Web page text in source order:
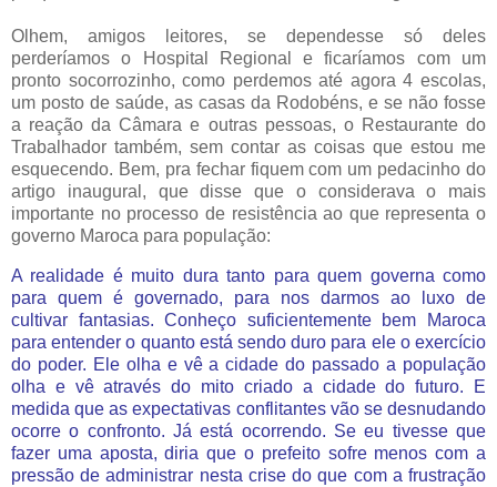
Olhem, amigos leitores, se dependesse só deles
perderíamos o Hospital Regional e ficaríamos com um
pronto socorrozinho, como perdemos até agora 4 escolas,
um posto de saúde, as casas da Rodobéns, e se não fosse
a reação da Câmara e outras pessoas, o Restaurante do
Trabalhador também, sem contar as coisas que estou me
esquecendo. Bem, pra fechar fiquem com um pedacinho do
artigo inaugural, que disse que o considerava o mais
importante no processo de resistência ao que representa o
governo Maroca para população:
A realidade é muito dura tanto para quem governa como
para quem é governado, para nos darmos ao luxo de
cultivar fantasias. Conheço suficientemente bem Maroca
para entender o quanto está sendo duro para ele o exercício
do poder. Ele olha e vê a cidade do passado a população
olha e vê através do mito criado a cidade do futuro. E
medida que as expectativas conflitantes vão se desnudando
ocorre o confronto. Já está ocorrendo. Se eu tivesse que
fazer uma aposta, diria que o prefeito sofre menos com a
pressão de administrar nesta crise do que com a frustração